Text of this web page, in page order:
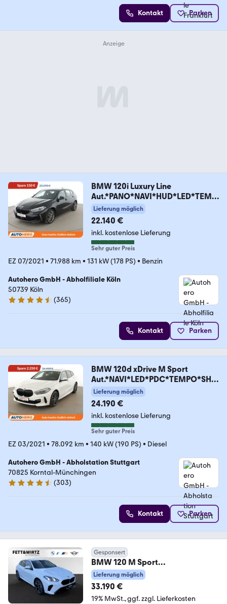
Kontakt Parken
BMW 120i Luxury Line
Aut.*PANO*NAVI*HUD*LED*TEMP
O*SH
Lieferung möglich
22.140 €
inkl. kostenlose Lieferung
Sehr guter Preis
EZ 07/2021 • 71.988 km • 131 kW (178 PS) • Benzin
Autohero GmbH - Abholfiliale Köln
50739 Köln
4.6 Sterne
(365)
Kontakt Parken
BMW 120d xDrive M Sport
Aut.*NAVI*LED*PDC*TEMPO*SHZ
*Lieferung möglich
24.190 €
inkl. kostenlose Lieferung
Sehr guter Preis
EZ 03/2021 • 78.092 km • 140 kW (190 PS) • Diesel
Autohero GmbH - Abholstation Stuttgart
70825 Korntal-Münchingen
4.4 Sterne
(303)
Kontakt Parken
Gesponsert
BMW 120 M Sport
Exterieur|DrivingAssist.|Parkass.
Lieferung möglich
33.190 €
19% MwSt. ggf. zzgl. Lieferkosten